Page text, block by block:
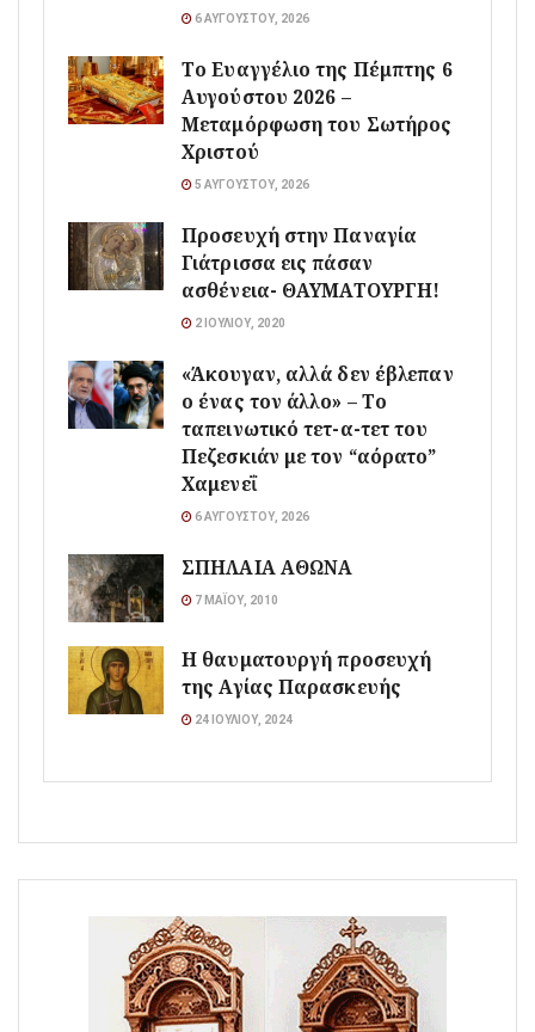
6 ΑΥΓΟΎΣΤΟΥ, 2026
Το Ευαγγέλιο της Πέμπτης 6
Αυγούστου 2026 –
Μεταμόρφωση του Σωτήρος
Χριστού
5 ΑΥΓΟΎΣΤΟΥ, 2026
Προσευχή στην Παναγία
Γιάτρισσα εις πάσαν
ασθένεια- ΘΑΥΜΑΤΟΥΡΓΗ!
2 ΙΟΥΛΊΟΥ, 2020
«Άκουγαν, αλλά δεν έβλεπαν
ο ένας τον άλλο» – Το
ταπεινωτικό τετ-α-τετ του
Πεζεσκιάν με τον “αόρατο”
Χαμενεΐ
6 ΑΥΓΟΎΣΤΟΥ, 2026
ΣΠΗΛΑΙΑ ΑΘΩΝΑ
7 ΜΑΪ́ΟΥ, 2010
Η θαυματουργή προσευχή
της Αγίας Παρασκευής
24 ΙΟΥΛΊΟΥ, 2024